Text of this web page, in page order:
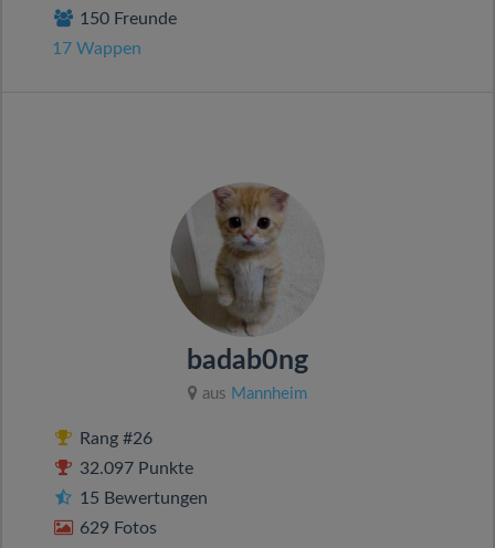
150 Freunde
17 Wappen
badab0ng
aus Mannheim
Rang #26
32.097 Punkte
15 Bewertungen
629 Fotos